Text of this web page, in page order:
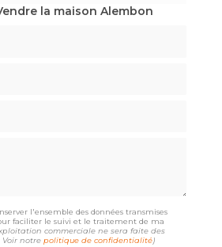
la maison Alembon
l'ensemble des données transmises
faciliter le suivi et le traitement de ma
commerciale ne sera faite des
Voir notrepolitique de confidentialité)